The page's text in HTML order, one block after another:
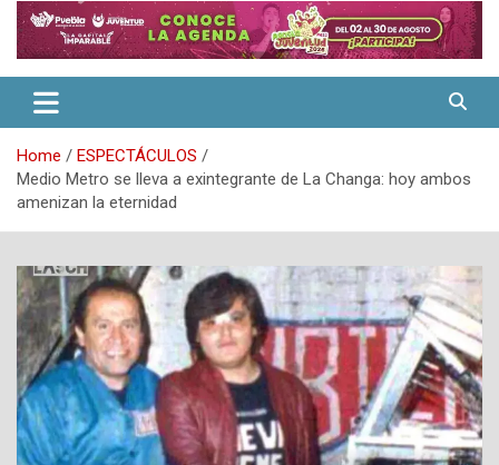
Home
ESPECTÁCULOS
Medio Metro se lleva a exintegrante de La Changa: hoy ambos
amenizan la eternidad